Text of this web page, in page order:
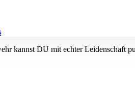
kannst DU mit echter Leidenschaft